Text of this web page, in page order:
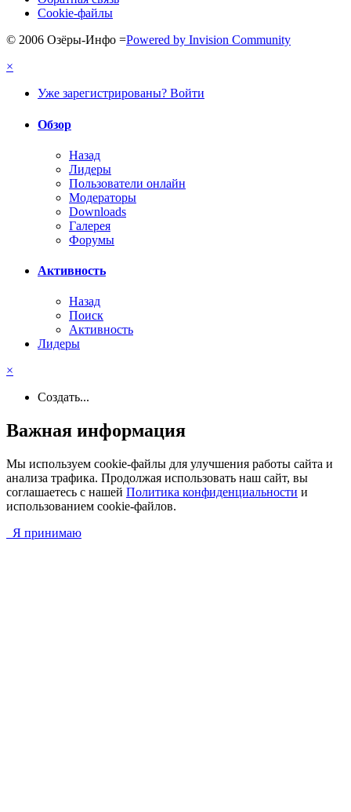
Cookie-файлы
© 2006 Озёры-Инфо =Powered by Invision Community
×
Уже зарегистрированы? Войти
Обзор
Назад
Лидеры
Пользователи онлайн
Модераторы
Downloads
Галерея
Форумы
Активность
Назад
Поиск
Активность
Лидеры
×
Создать...
Важная информация
Мы используем cookie-файлы для улучшения работы сайта и
анализа трафика. Продолжая использовать наш сайт, вы
соглашаетесь с нашей Политика конфиденциальности и
использованием cookie-файлов.
Я принимаю